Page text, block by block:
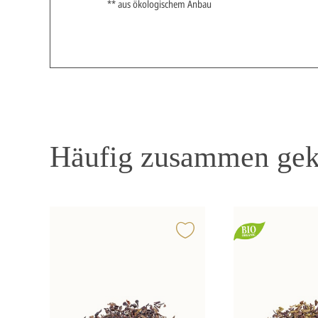
** aus ökologischem Anbau
Häufig zusammen